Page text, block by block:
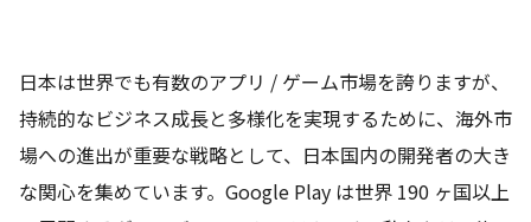
日本は世界でも有数のアプリ / ゲーム市場を誇りますが、
持続的なビジネス成長と多様化を実現するために、海外市
場への進出が重要な戦略として、日本国内の開発者の大き
な関心を集めています。Google Play は世界 190 ヶ国以上